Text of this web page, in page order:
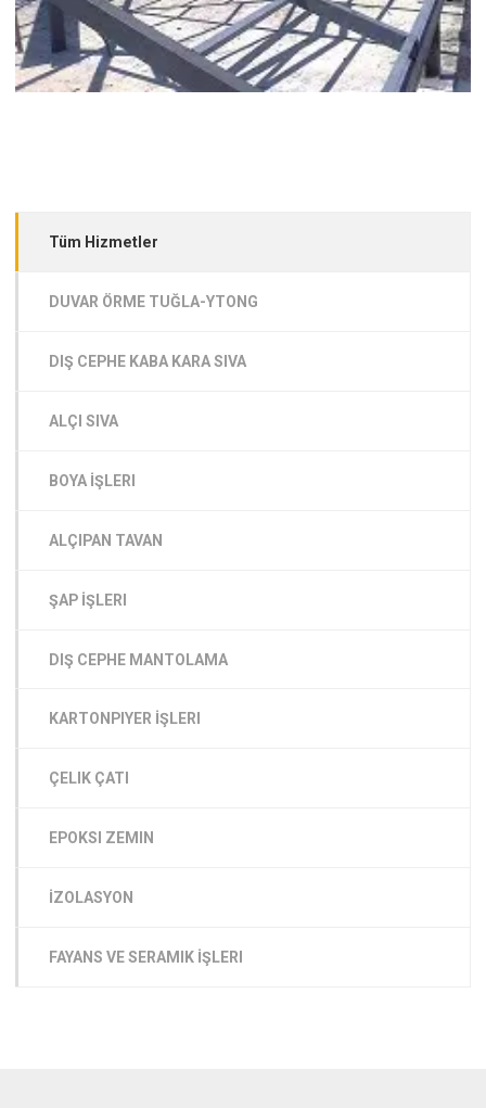
Tüm Hizmetler
DUVAR ÖRME TUĞLA-YTONG
DIŞ CEPHE KABA KARA SIVA
ALÇI SIVA
BOYA İŞLERI
ALÇIPAN TAVAN
ŞAP İŞLERI
DIŞ CEPHE MANTOLAMA
KARTONPIYER İŞLERI
ÇELIK ÇATI
EPOKSI ZEMIN
İZOLASYON
FAYANS VE SERAMIK İŞLERI